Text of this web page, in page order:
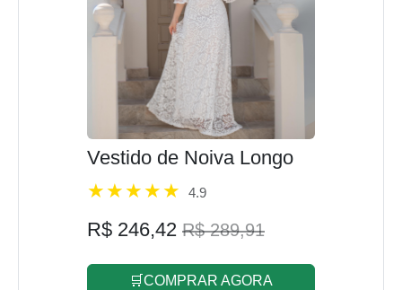
Vestido de Noiva Longo
4.9
R$ 246,42 R$ 289,91
🛒COMPRAR AGORA